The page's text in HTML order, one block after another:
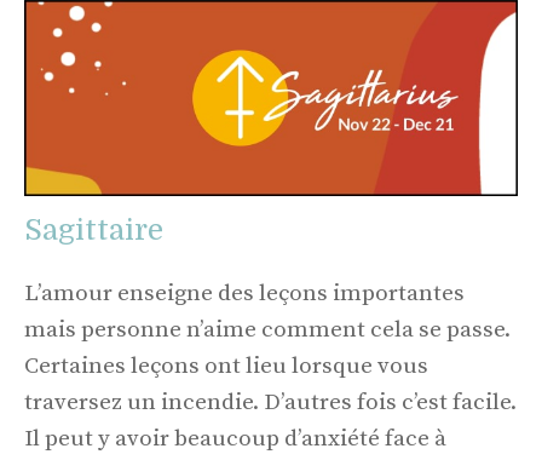
Sagittaire
L’amour enseigne des leçons importantes
mais personne n’aime comment cela se passe.
Certaines leçons ont lieu lorsque vous
traversez un incendie. D’autres fois c’est facile.
Il peut y avoir beaucoup d’anxiété face à